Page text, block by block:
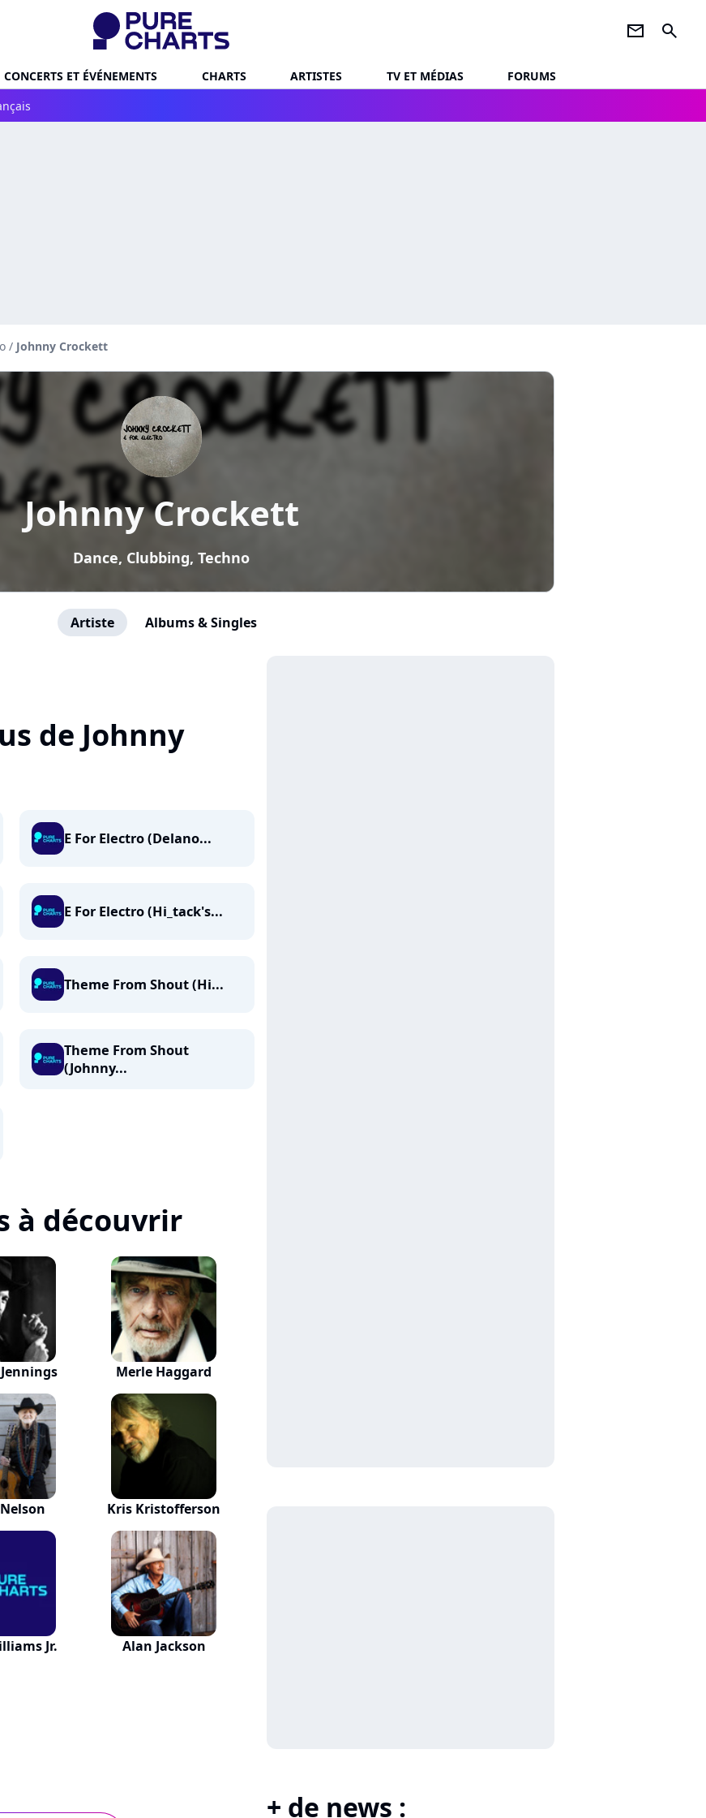
newsletter search
CONCERTS ET ÉVÉNEMENTS CHARTS ARTISTES TV ET MÉDIAS
FORUMS
/ Johnny Crockett
Johnny Crockett
Dance, Clubbing, Techno
Artiste Albums & Singles
de Johnny
E For Electro (Delano...
E For Electro (Hi_tack's...
Theme From Shout (Hi...
Theme From Shout
(Johnny...
à découvrir
Merle Haggard
Kris Kristofferson
Jr. Alan Jackson
+ de news :